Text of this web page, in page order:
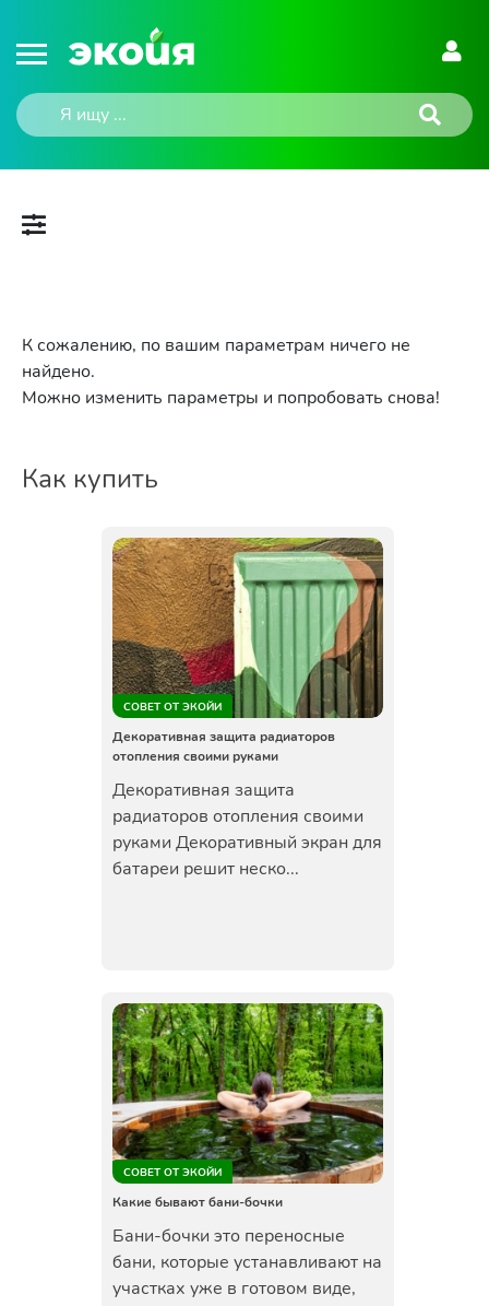
К сожалению, по вашим параметрам ничего не
найдено.
Можно изменить параметры и попробовать снова!
Как купить
СОВЕТ ОТ ЭКОЙИ
Декоративная защита радиаторов
отопления своими руками
Декоративная защита
радиаторов отопления своими
руками Декоративный экран для
батареи решит неско...
СОВЕТ ОТ ЭКОЙИ
Какие бывают бани-бочки
Бани-бочки это переносные
бани, которые устанавливают на
участках уже в готовом виде,